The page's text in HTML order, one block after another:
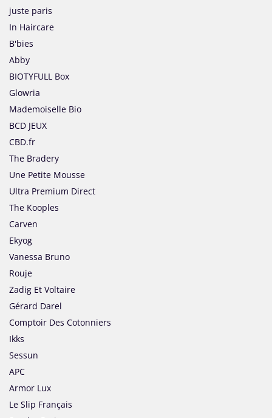
juste paris
In Haircare
B'bies
Abby
BIOTYFULL Box
Glowria
Mademoiselle Bio
BCD JEUX
CBD.fr
The Bradery
Une Petite Mousse
Ultra Premium Direct
The Kooples
Carven
Ekyog
Vanessa Bruno
Rouje
Zadig Et Voltaire
Gérard Darel
Comptoir Des Cotonniers
Ikks
Sessun
APC
Armor Lux
Le Slip Français